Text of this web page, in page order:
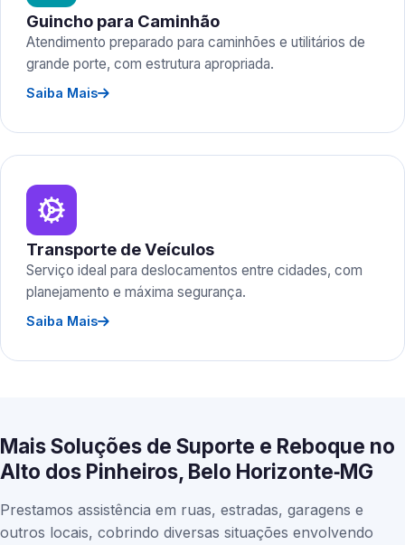
Guincho para Caminhão
Atendimento preparado para caminhões e utilitários de
grande porte, com estrutura apropriada.
Saiba Mais
Transporte de Veículos
Serviço ideal para deslocamentos entre cidades, com
planejamento e máxima segurança.
Saiba Mais
Mais Soluções de Suporte e Reboque no
Alto dos Pinheiros, Belo Horizonte‑MG
Prestamos assistência em ruas, estradas, garagens e
outros locais, cobrindo diversas situações envolvendo